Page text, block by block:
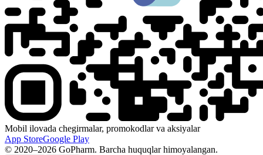
Mobil ilovada chegirmalar, promokodlar va aksiyalar
App StoreGoogle Play
© 2020–2026 GoPharm. Barcha huquqlar himoyalangan.